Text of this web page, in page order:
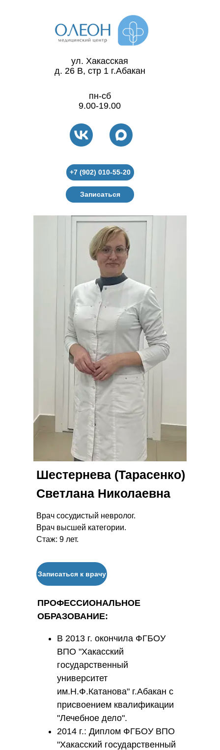
ул. Хакасская
д. 26 В, стр 1 г.Абакан
пн-сб
9.00-19.00
+7 (902) 010-55-20
Записаться
ПРОФЕССИОНАЛЬНОЕ
ОБРАЗОВАНИЕ:
В 2013 г. окончила ФГБОУ
ВПО "Хакасский
государственный
университет
им.Н.Ф.Катанова" г.Абакан с
присвоением квалификации
"Лечебное дело".
2014 г.: Диплом ФГБОУ ВПО
"Хакасский государственный
Врач сосудистый невролог.
Врач высшей категории.
Стаж: 9 лет.
Шестернева (Тарасенко)
Светлана Николаевна
Записаться к врачу